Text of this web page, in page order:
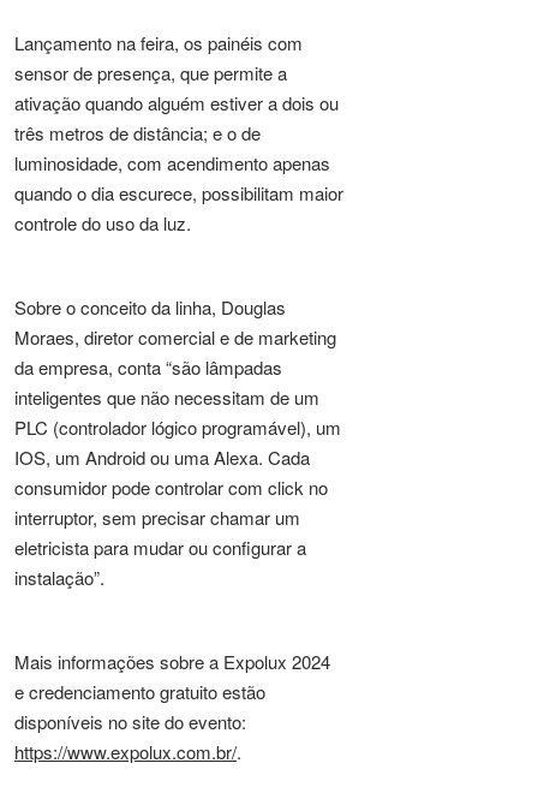
Lançamento na feira, os painéis com
sensor de presença, que permite a
ativação quando alguém estiver a dois ou
três metros de distância; e o de
luminosidade, com acendimento apenas
quando o dia escurece, possibilitam maior
controle do uso da luz.
Sobre o conceito da linha, Douglas
Moraes, diretor comercial e de marketing
da empresa, conta “são lâmpadas
inteligentes que não necessitam de um
PLC (controlador lógico programável), um
IOS, um Android ou uma Alexa. Cada
consumidor pode controlar com click no
interruptor, sem precisar chamar um
eletricista para mudar ou configurar a
instalação”.
Mais informações sobre a Expolux 2024
e credenciamento gratuito estão
disponíveis no site do evento:
https://www.expolux.com.br/.